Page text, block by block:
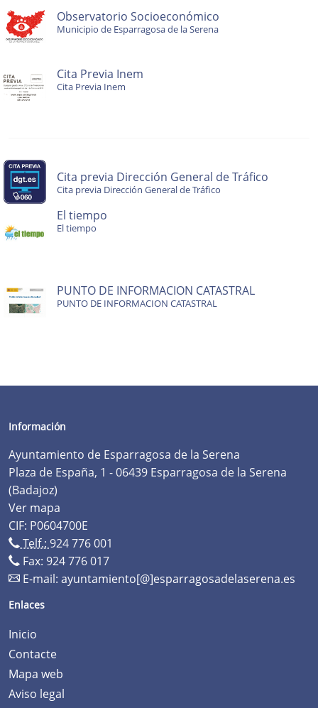
Observatorio Socioeconómico
Municipio de Esparragosa de la Serena
Cita Previa Inem
Cita Previa Inem
Cita previa Dirección General de Tráfico
Cita previa Dirección General de Tráfico
El tiempo
El tiempo
PUNTO DE INFORMACION CATASTRAL
PUNTO DE INFORMACION CATASTRAL
Información
Ayuntamiento de Esparragosa de la Serena
Plaza de España, 1 - 06439 Esparragosa de la Serena
(Badajoz)
Ver mapa
CIF: P0604700E
Telf.: 924 776 001
Fax: 924 776 017
E-mail: ayuntamiento[@]esparragosadelaserena.es
Enlaces
Inicio
Contacte
Mapa web
Aviso legal